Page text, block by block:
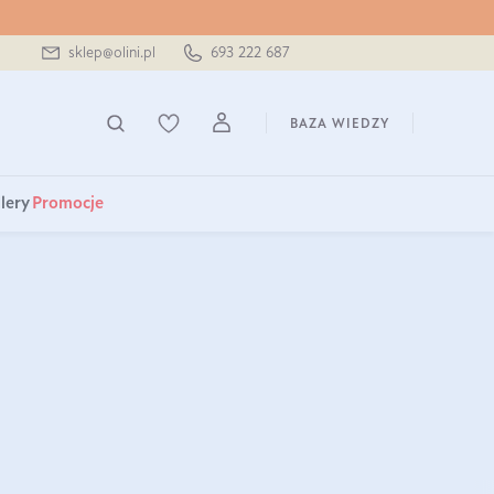
sklep@olini.pl 693 222 687
BAZA WIEDZY
Promocje